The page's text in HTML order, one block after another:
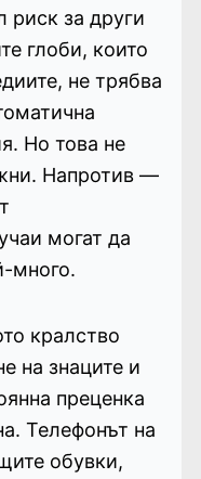
риск за други
глоби, които
не трябва
Но това не
Напротив —
могат да
много.
кралство
на знаците и
преценка
Телефонът на
обувки,